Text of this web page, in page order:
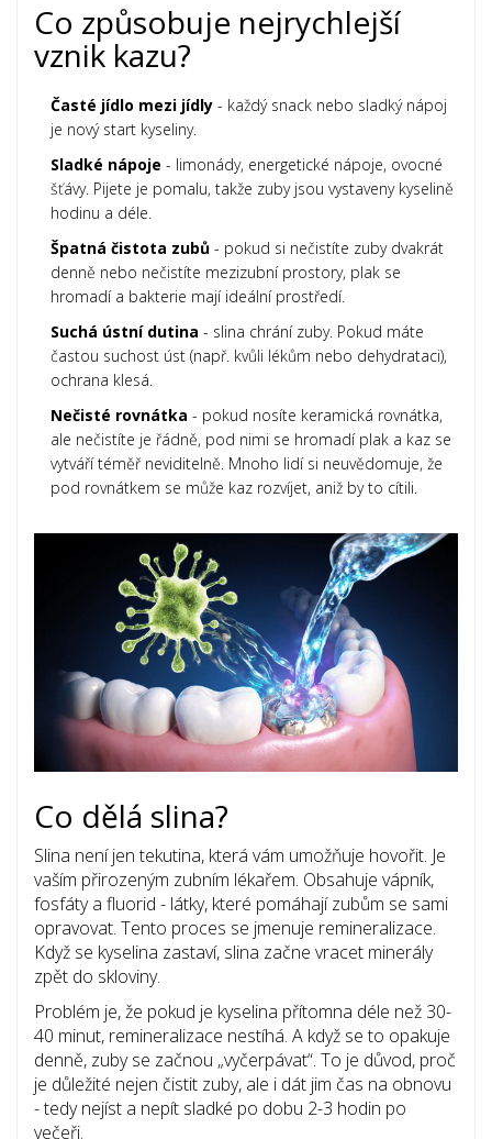
Co způsobuje nejrychlejší
vznik kazu?
Časté jídlo mezi jídly - každý snack nebo sladký nápoj
je nový start kyseliny.
Sladké nápoje - limonády, energetické nápoje, ovocné
šťávy. Pijete je pomalu, takže zuby jsou vystaveny kyselině
hodinu a déle.
Špatná čistota zubů - pokud si nečistíte zuby dvakrát
denně nebo nečistíte mezizubní prostory, plak se
hromadí a bakterie mají ideální prostředí.
Suchá ústní dutina - slina chrání zuby. Pokud máte
častou suchost úst (např. kvůli lékům nebo dehydrataci),
ochrana klesá.
Nečisté rovnátka - pokud nosíte keramická rovnátka,
ale nečistíte je řádně, pod nimi se hromadí plak a kaz se
vytváří téměř neviditelně. Mnoho lidí si neuvědomuje, že
pod rovnátkem se může kaz rozvíjet, aniž by to cítili.
Co dělá slina?
Slina není jen tekutina, která vám umožňuje hovořit. Je
vaším přirozeným zubním lékařem. Obsahuje vápník,
fosfáty a fluorid - látky, které pomáhají zubům se sami
opravovat. Tento proces se jmenuje remineralizace.
Když se kyselina zastaví, slina začne vracet minerály
zpět do skloviny.
Problém je, že pokud je kyselina přítomna déle než 30-
40 minut, remineralizace nestíhá. A když se to opakuje
denně, zuby se začnou „vyčerpávat“. To je důvod, proč
je důležité nejen čistit zuby, ale i dát jim čas na obnovu
- tedy nejíst a nepít sladké po dobu 2-3 hodin po
večeři.